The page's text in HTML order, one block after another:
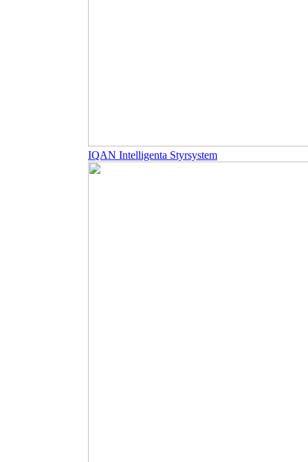
IQAN Intelligenta Styrsystem